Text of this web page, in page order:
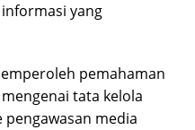
yang
pemahaman
tata kelola
media